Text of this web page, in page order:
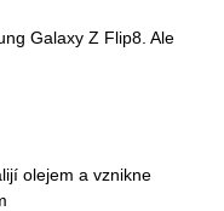
Galaxy Z Flip8. Ale
olejem a vznikne